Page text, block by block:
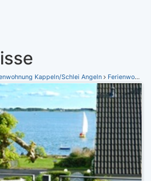
Kappeln/Schlei Angeln Ferienwohnung Maasholm